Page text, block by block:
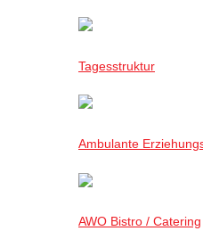
Tagesstruktur
Ambulante
AWO Bistro / Catering